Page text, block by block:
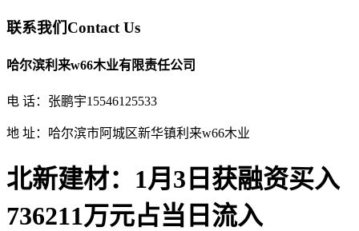
联系我们Contact Us
哈尔滨利来w66木业有限责任公司
电 话：张鹏宇15546125533
地 址：哈尔滨市阿城区新华镇利来w66木业
北新建材：1月3日获融资买入
736211万元占当日流入